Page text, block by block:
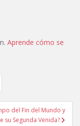
Aprende cómo se
del Fin del Mundo y
su Segunda Venida?